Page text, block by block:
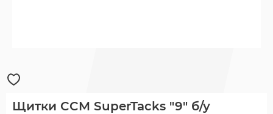
Щитки CCM SuperTacks "9" б/у